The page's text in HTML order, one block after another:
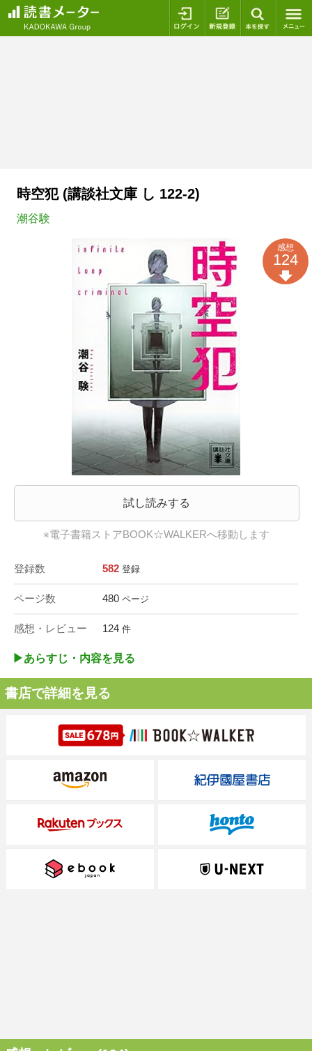
ログイン 新規登録
時空犯 (講談社文庫 し 122-2)
潮谷験
試し読みする
※電子書籍ストアBOOK☆WALKERへ移動します
登録数 582 登録
ページ数 480 ページ
感想・レビュー 124 件
感想
124
▶︎あらすじ・内容を見る
書店で詳細を見る